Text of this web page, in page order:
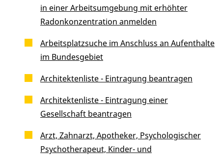
in einer Arbeitsumgebung mit erhöhter
Radonkonzentration anmelden
Arbeitsplatzsuche im Anschluss an Aufenthalte
im Bundesgebiet
Architektenliste - Eintragung beantragen
Architektenliste - Eintragung einer
Gesellschaft beantragen
Arzt, Zahnarzt, Apotheker, Psychologischer
Psychotherapeut, Kinder- und